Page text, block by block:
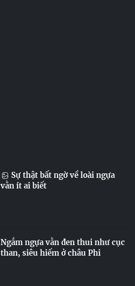
Sự thật bất ngờ về loài ngựa
vằn ít ai biết
Ngắm ngựa vằn đen thui như cục
than, siêu hiếm ở châu Phi